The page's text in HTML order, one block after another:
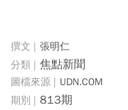
張明仁
焦點新聞
UDN.COM
813期